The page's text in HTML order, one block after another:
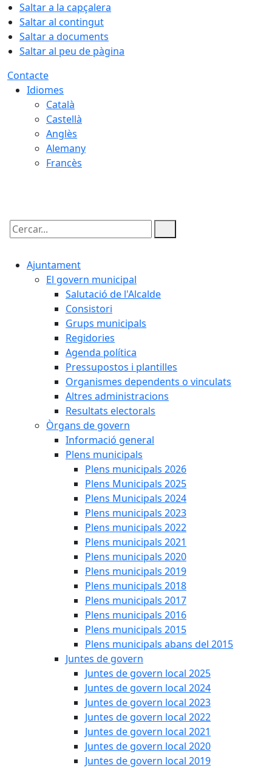
Saltar a la capçalera
Saltar al contingut
Saltar a documents
Saltar al peu de pàgina
Contacte
Idiomes
Català
Castellà
Anglès
Alemany
Francès
Cercar:
Ajuntament
El govern municipal
Salutació de l'Alcalde
Consistori
Grups municipals
Regidories
Agenda política
Pressupostos i plantilles
Organismes dependents o vinculats
Altres administracions
Resultats electorals
Òrgans de govern
Informació general
Plens municipals
Plens municipals 2026
Plens Municipals 2025
Plens Municipals 2024
Plens municipals 2023
Plens municipals 2022
Plens municipals 2021
Plens municipals 2020
Plens municipals 2019
Plens municipals 2018
Plens municipals 2017
Plens municipals 2016
Plens municipals 2015
Plens municipals abans del 2015
Juntes de govern
Juntes de govern local 2025
Juntes de govern local 2024
Juntes de govern local 2023
Juntes de govern local 2022
Juntes de govern local 2021
Juntes de govern local 2020
Juntes de govern local 2019